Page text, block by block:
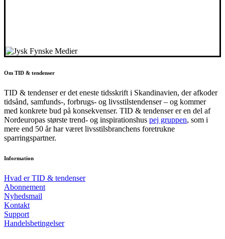
Om TID & tendenser
TID & tendenser er det eneste tidsskrift i Skandinavien, der afkoder
tidsånd, samfunds-, forbrugs- og livsstilstendenser – og kommer
med konkrete bud på konsekvenser. TID & tendenser er en del af
Nordeuropas største trend- og inspirationshus pej gruppen, som i
mere end 50 år har været livsstilsbranchens foretrukne
sparringspartner.
Information
Hvad er TID & tendenser
Abonnement
Nyhedsmail
Kontakt
Support
Handelsbetingelser